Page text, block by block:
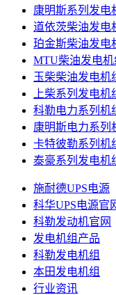
康明斯系列发电
道依茨柴油发电
珀金斯柴油发电
MTU柴油发电机
玉柴柴油发电机
上柴系列发电机
科勒电力系列机
康明斯电力系列
卡特彼勒系列机
泰豪系列发电机
施耐德UPS电源
科华UPS电源官
科勒发动机官网
发电机组产品
科勒发电机组
本田发电机组
行业资讯